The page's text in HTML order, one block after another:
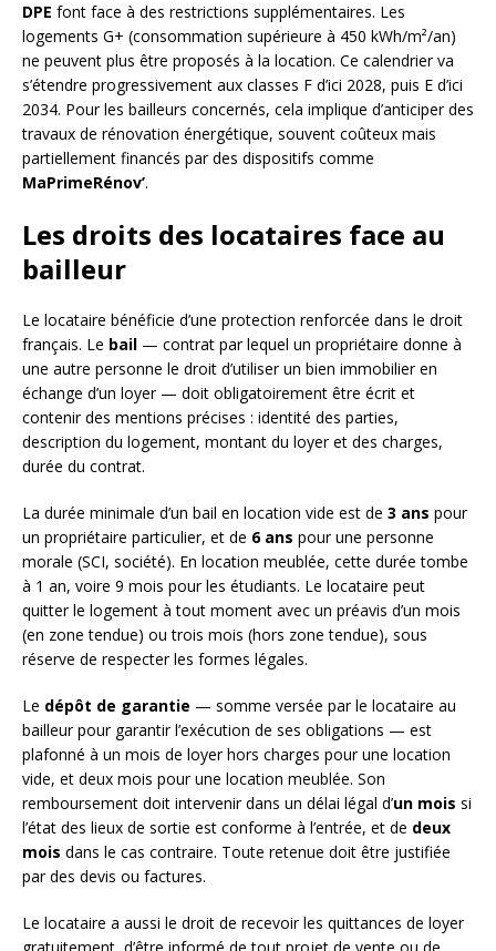
DPE font face à des restrictions supplémentaires. Les
logements G+ (consommation supérieure à 450 kWh/m²/an)
ne peuvent plus être proposés à la location. Ce calendrier va
s’étendre progressivement aux classes F d’ici 2028, puis E d’ici
2034. Pour les bailleurs concernés, cela implique d’anticiper des
travaux de rénovation énergétique, souvent coûteux mais
partiellement financés par des dispositifs comme
MaPrimeRénov’.
Les droits des locataires face au
bailleur
Le locataire bénéficie d’une protection renforcée dans le droit
français. Le bail — contrat par lequel un propriétaire donne à
une autre personne le droit d’utiliser un bien immobilier en
échange d’un loyer — doit obligatoirement être écrit et
contenir des mentions précises : identité des parties,
description du logement, montant du loyer et des charges,
durée du contrat.
La durée minimale d’un bail en location vide est de 3 ans pour
un propriétaire particulier, et de 6 ans pour une personne
morale (SCI, société). En location meublée, cette durée tombe
à 1 an, voire 9 mois pour les étudiants. Le locataire peut
quitter le logement à tout moment avec un préavis d’un mois
(en zone tendue) ou trois mois (hors zone tendue), sous
réserve de respecter les formes légales.
Le dépôt de garantie — somme versée par le locataire au
bailleur pour garantir l’exécution de ses obligations — est
plafonné à un mois de loyer hors charges pour une location
vide, et deux mois pour une location meublée. Son
remboursement doit intervenir dans un délai légal d’un mois si
l’état des lieux de sortie est conforme à l’entrée, et de deux
mois dans le cas contraire. Toute retenue doit être justifiée
par des devis ou factures.
Le locataire a aussi le droit de recevoir les quittances de loyer